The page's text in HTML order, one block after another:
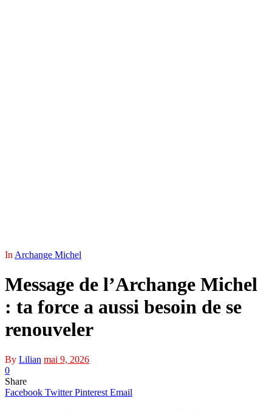
In Archange Michel
Message de l’Archange Michel
: ta force a aussi besoin de se
renouveler
By Lilian mai 9, 2026
0
Share
Facebook Twitter Pinterest Email